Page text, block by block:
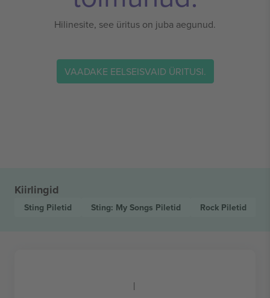
Hilinesite, see üritus on juba aegunud.
VAADAKE EELSEISVAID ÜRITUSI.
Kiirlingid
Sting Piletid Sting: My Songs Piletid Rock Piletid